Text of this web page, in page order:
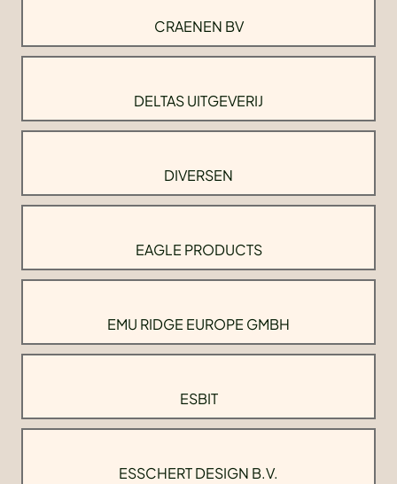
CRAENEN BV
DELTAS UITGEVERIJ
DIVERSEN
EAGLE PRODUCTS
EMU RIDGE EUROPE GMBH
ESBIT
ESSCHERT DESIGN B.V.